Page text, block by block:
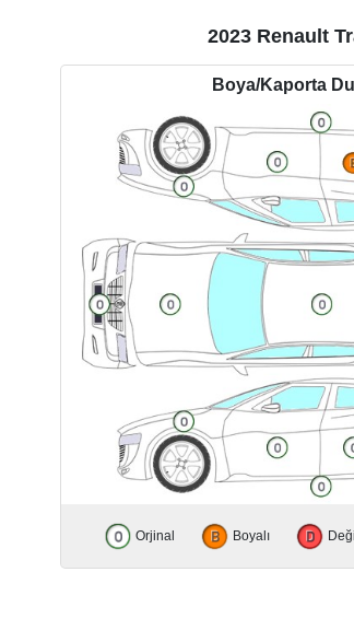
2023 Renault
Boya/Kaporta
Orjinal Boyalı